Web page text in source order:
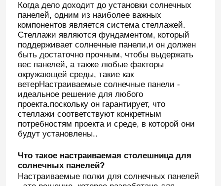
Когда дело доходит до установки солнечных
панелей, одним из наиболее важных
компонентов является система стеллажей.
Стеллажи являются фундаментом, который
поддерживает солнечные панели,и он должен
быть достаточно прочным, чтобы выдержать
вес панелей, а также любые факторы
окружающей среды, такие как
ветерНастраиваемые солнечные панели -
идеальное решение для любого
проекта.поскольку он гарантирует, что
стеллажи соответствуют конкретным
потребностям проекта и среде, в которой они
будут установлены..
Что такое настраиваемая столешница для
солнечных панелей?
Настраиваемые полки для солнечных панелей